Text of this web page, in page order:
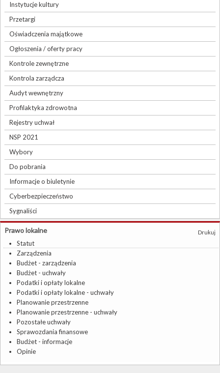
Instytucje kultury
Przetargi
Oświadczenia majątkowe
Ogłoszenia / oferty pracy
Kontrole zewnętrzne
Kontrola zarządcza
Audyt wewnętrzny
Profilaktyka zdrowotna
Rejestry uchwał
NSP 2021
Wybory
Do pobrania
Informacje o biuletynie
Cyberbezpieczeństwo
Sygnaliści
Drukuj
Prawo lokalne
Statut
Zarządzenia
Budżet - zarządzenia
Budżet - uchwały
Podatki i opłaty lokalne
Podatki i opłaty lokalne - uchwały
Planowanie przestrzenne
Planowanie przestrzenne - uchwały
Pozostałe uchwały
Sprawozdania finansowe
Budżet - informacje
Opinie